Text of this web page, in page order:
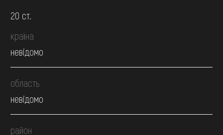
20 ст.
країна
невідомо
область
невідомо
район